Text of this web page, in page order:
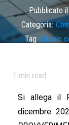
Pubblicato il
Categoria:
Tag calcolo
1 min read
Si allega il
dicembre